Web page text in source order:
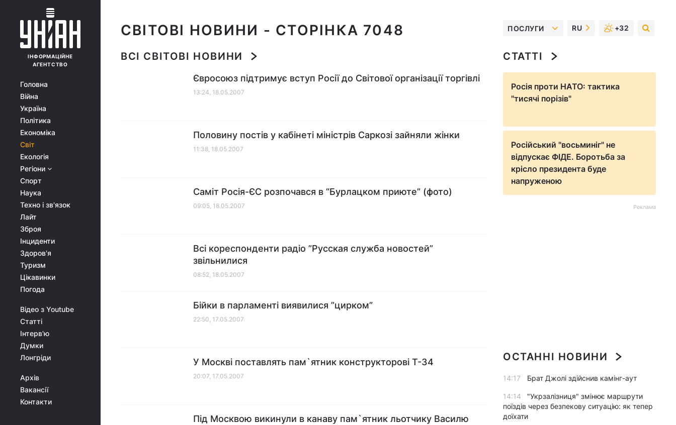
ІНФОРМАЦІЙНЕ
АГЕНТСТВО
Головна
Війна
Україна
Політика
Економіка
Світ
Екологія
Регіони
Спорт
Наука
Техно і зв'язок
Лайт
Зброя
Інциденти
Здоров'я
Туризм
Цікавинки
Погода
Відео з Youtube
Статті
Інтерв'ю
Думки
Лонгріди
Архів
Вакансії
Контакти
СВІТОВІ НОВИНИ - СТОРІНКА 7048 ПОСЛУГИ RU +32
ВСІ СВІТОВІ НОВИНИ
Євросоюз підтримує вступ Росії до Світової організації торгівлі
13:24, 18.05.2007
Половину постів у кабінеті міністрів Саркозі зайняли жінки
11:38, 18.05.2007
Саміт Росія-ЄС розпочався в “Бурлацком приюте” (фото)
09:05, 18.05.2007
Всі кореспонденти радіо ”Русская служба новостей”
звільнилися
08:52, 18.05.2007
Бійки в парламенті виявилися ”цирком”
22:50, 17.05.2007
У Москві поставлять пам`ятник конструкторові Т-34
20:07, 17.05.2007
Під Москвою викинули в канаву пам`ятник льотчику Василю
СТАТТІ
Росія проти НАТО: тактика
"тисячі порізів"
Російський "восьминіг" не
відпускає ФІДЕ. Боротьба за
крісло президента буде
напруженою
Реклама
ОСТАННІ НОВИНИ
14:17 Брат Джолі здійснив камінг-аут
14:14
"Укрзалізниця" змінює маршрути
поїздів через безпекову ситуацію: як тепер
доїхати